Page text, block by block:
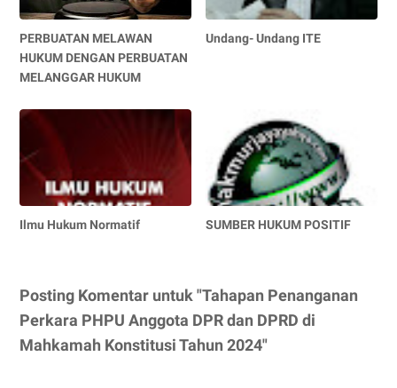
PERBUATAN MELAWAN
HUKUM DENGAN PERBUATAN
MELANGGAR HUKUM
Undang- Undang ITE
Ilmu Hukum Normatif SUMBER HUKUM POSITIF
Posting Komentar untuk "Tahapan Penanganan
Perkara PHPU Anggota DPR dan DPRD di
Mahkamah Konstitusi Tahun 2024"